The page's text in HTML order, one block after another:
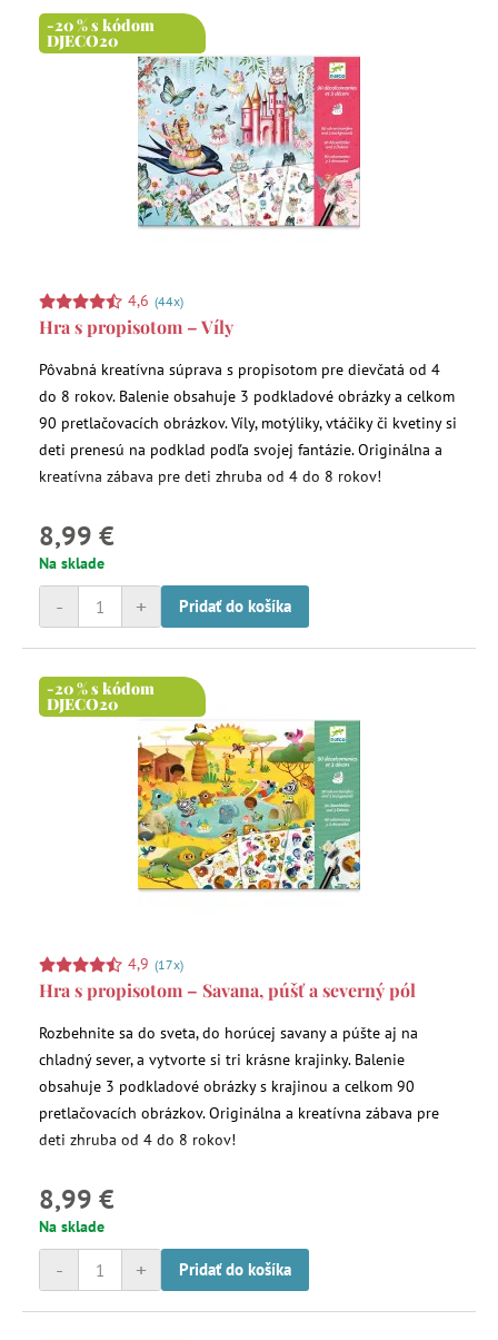
-20 % s kódom
DJECO20
4,6 (44x)
Hra s propisotom – Víly
Pôvabná kreatívna súprava s propisotom pre dievčatá od 4
do 8 rokov. Balenie obsahuje 3 podkladové obrázky a celkom
90 pretlačovacích obrázkov. Víly, motýliky, vtáčiky či kvetiny si
deti prenesú na podklad podľa svojej fantázie. Originálna a
kreatívna zábava pre deti zhruba od 4 do 8 rokov!
8,99 €
Na sklade
+
- Pridať do košíka
-20 % s kódom
DJECO20
4,9 (17x)
Hra s propisotom – Savana, púšť a severný pól
Rozbehnite sa do sveta, do horúcej savany a púšte aj na
chladný sever, a vytvorte si tri krásne krajinky. Balenie
obsahuje 3 podkladové obrázky s krajinou a celkom 90
pretlačovacích obrázkov. Originálna a kreatívna zábava pre
deti zhruba od 4 do 8 rokov!
8,99 €
Na sklade
+
- Pridať do košíka